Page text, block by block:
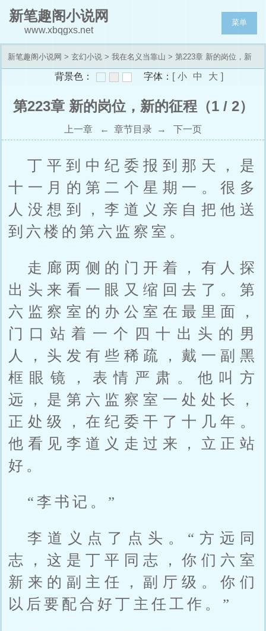
新笔趣阁小说网
www.xbqgxs.net
菜单
新笔趣阁小说网 > 玄幻小说 > 我在名义当靠山 > 第223章 新的岗位，新
背景色： 字体： [ 小 中 大 ]
第223章 新的岗位，新的征程（1 / 2）
上一章 ← 章节目录 → 下一页
丁平到中纪委报到那天，是
十一月的第二个星期一。很多
人没想到，李道义亲自把他送
到六楼的第六监察室。
走廊两侧的门开着，有人探
出头来看一眼又缩回去了。第
六监察室的办公室在最里面，
门口站着一个四十出头的男
人，头发有些稀疏，戴一副黑
框眼镜，表情严肃。他叫方
远，是第六监察室一处处长，
正处级，在纪委干了十几年。
他看见李道义走过来，立正站
好。
“李书记。”
李道义点了点头。“方远同
志，这是丁平同志，你们六室
新来的副主任，副厅级。你们
以后要配合好丁主任工作。”